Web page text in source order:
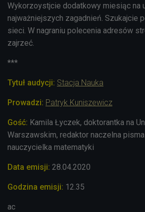
Wykorzoystjcie dodatkowy miesiąc na
najważniejszych zagadnień. Szukajcie
sieci. W nagraniu polecenia adresów
zajrzeć.
***
Tytuł audycji: Stacja Nauka
Prowadzi: Patryk Kuniszewicz
Gość: Kamila Łyczek, doktorantka na
Warszawskim, redaktor naczelna
nauczycielka matematyki
Data emisji: 28.04.2020
Godzina emisji: 12.35
ac